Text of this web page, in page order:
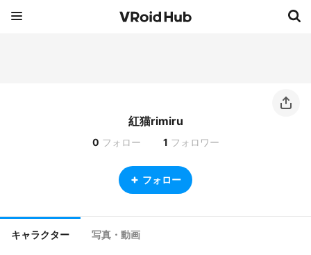
紅猫rimiru
0 フォロー 1 フォロワー
フォロー
キャラクター 写真・動画